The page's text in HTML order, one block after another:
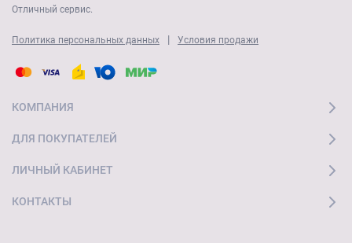
Отличный сервис.
Политика персональных данных | Условия продажи
КОМПАНИЯ
ДЛЯ ПОКУПАТЕЛЕЙ
ЛИЧНЫЙ КАБИНЕТ
КОНТАКТЫ